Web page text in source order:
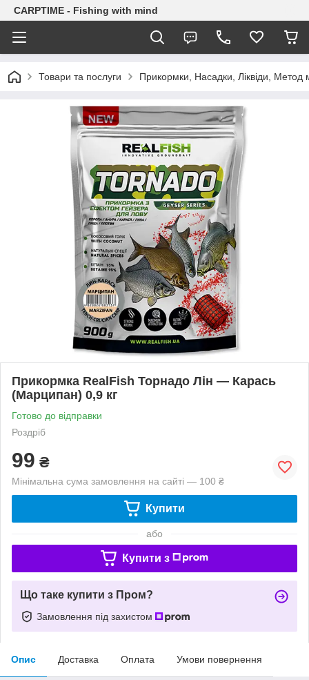
CARPTIME - Fishing with mind
Товари та послуги Прикормки, Насадки, Ліквіди, Метод
Прикормка RealFish Торнадо Лін — Карась
(Марципан) 0,9 кг
Готово до відправки
Роздріб
99 ₴
Мінімальна сума замовлення на сайті — 100 ₴
Купити
або
Купити з
Що таке купити з Пром?
Замовлення під захистом
Опис Доставка Оплата Умови повернення